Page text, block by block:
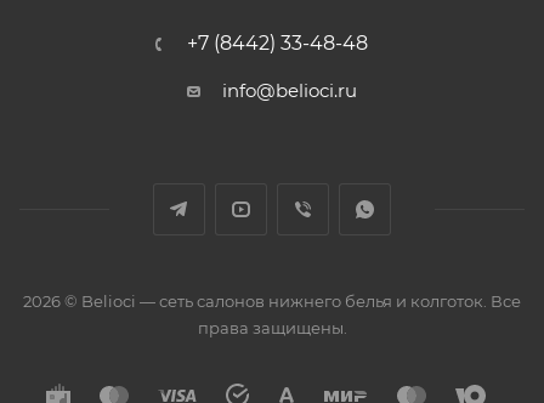
+7 (8442) 33-48-48
info@belioci.ru
2026 © Belioci — сеть салонов нижнего белья и колготок. Все
права защищены.